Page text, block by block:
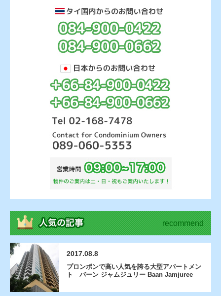
recommend
2017.08.8
プロンポンで高い人気を誇る大型アパートメン
ト バーン ジャムジュリー Baan Jamjuree